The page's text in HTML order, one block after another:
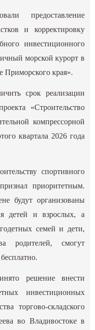
предоставление
и корректировку
инвестиционного
морской курорт в
Приморского края».
срок реализации
«Строительство
компрессорной
квартала 2026 года
спортивного
приоритетным.
будут организованы
детей и взрослых, а
семей и дети,
родителей, смогут
решение внести
инвестиционных
торгово-складского
во Владивостоке в